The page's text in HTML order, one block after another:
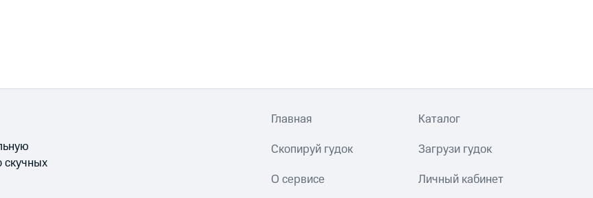
скучных
Главная Каталог
Скопируй гудок Загрузи гудок
О сервисе Личный кабинет